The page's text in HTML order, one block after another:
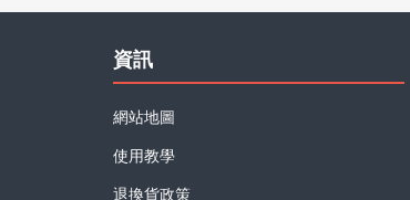
資訊
網站地圖
使用教學
退換貨政策